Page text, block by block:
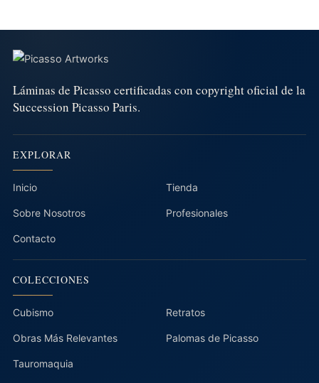
Láminas de Picasso certificadas con copyright oficial de la
Succession Picasso Paris.
EXPLORAR
Inicio Tienda
Sobre Nosotros Profesionales
Contacto
COLECCIONES
Cubismo Retratos
Obras Más Relevantes Palomas de Picasso
Tauromaquia